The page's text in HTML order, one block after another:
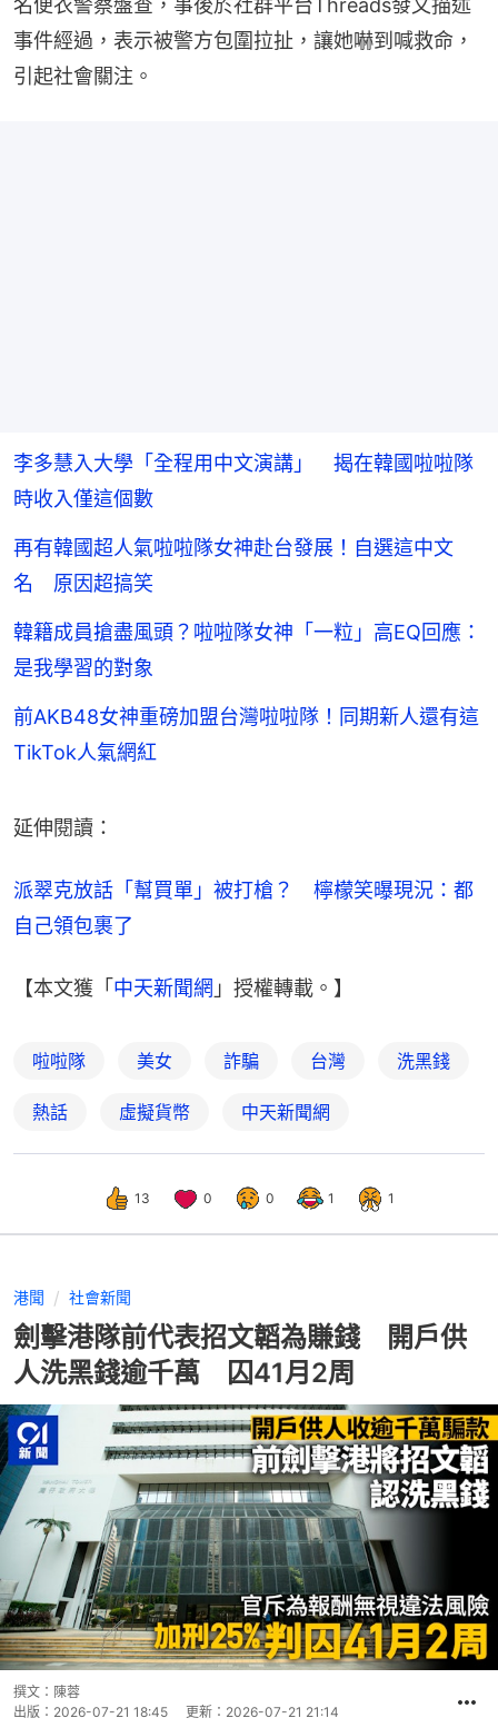
名便衣警察盤查，事後於社群平台Threads發文描述
事件經過，表示被警方包圍拉扯，讓她嚇到喊救命，
引起社會關注。
李多慧入大學「全程用中文演講」 揭在韓國啦啦隊
時收入僅這個數
再有韓國超人氣啦啦隊女神赴台發展！自選這中文
名 原因超搞笑
韓籍成員搶盡風頭？啦啦隊女神「一粒」高EQ回應：
是我學習的對象
前AKB48女神重磅加盟台灣啦啦隊！同期新人還有這
TikTok人氣網紅
延伸閱讀：
派翠克放話「幫買單」被打槍？　檸檬笑曝現況：都
自己領包裹了
【本文獲「 中天新聞網 」授權轉載。】
啦啦隊 美女 詐騙 台灣 洗黑錢
熱話 虛擬貨幣 中天新聞網
13 0 0 1 1
港聞 社會新聞
劍擊港隊前代表招文韜為賺錢 開戶供
人洗黑錢逾千萬 囚41月2周
撰文： 陳蓉
出版： 2026-07-21 18:45 更新： 2026-07-21 21:14